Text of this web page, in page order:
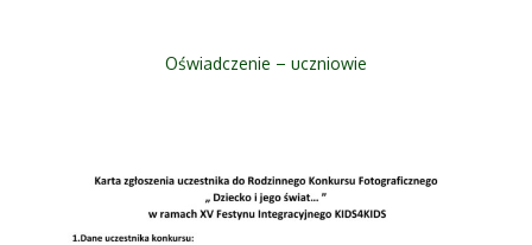
Oświadczenie – uczniowie